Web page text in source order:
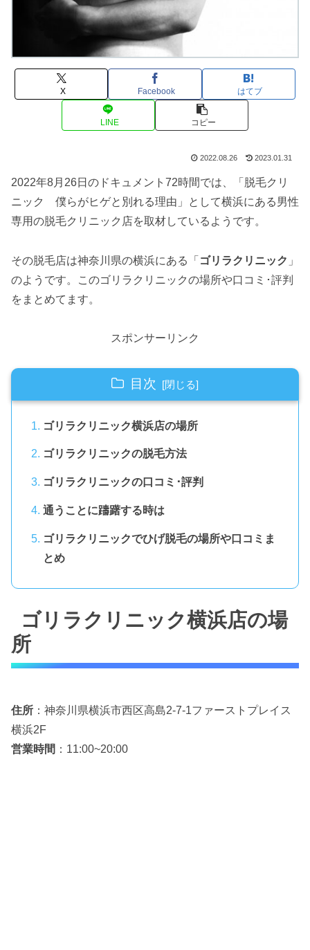
X Facebook はてブ
LINE コピー
2022.08.26 2023.01.31
2022年8月26日のドキュメント72時間では、「脱毛クリ
ニック 僕らがヒゲと別れる理由」として横浜にある男性
専用の脱毛クリニック店を取材しているようです。
その脱毛店は神奈川県の横浜にある「 ゴリラクリニック 」
のようです。このゴリラクリニックの場所や口コミ･評判
をまとめてます。
スポンサーリンク
目次
ゴリラクリニック横浜店の場所
ゴリラクリニックの脱毛方法
ゴリラクリニックの口コミ･評判
通うことに躊躇する時は
ゴリラクリニックでひげ脱毛の場所や口コミま
とめ
ゴリラクリニック横浜店の場
所
住所 ：神奈川県横浜市西区高島2-7-1ファーストプレイス
横浜2F
営業時間 ：11:00~20:00